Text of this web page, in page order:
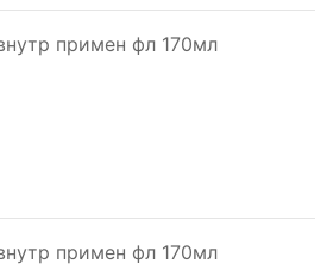
примен фл 170мл
примен фл 170мл